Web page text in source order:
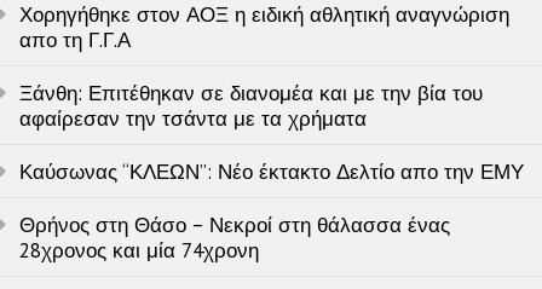
Χορηγήθηκε στον ΑΟΞ η ειδική αθλητική αναγνώριση
απο τη Γ.Γ.Α
Ξάνθη: Επιτέθηκαν σε διανομέα και με την βία του
αφαίρεσαν την τσάντα με τα χρήματα
Καύσωνας “ΚΛΕΩΝ”: Νέο έκτακτο Δελτίο απο την ΕΜΥ
Θρήνος στη Θάσο – Νεκροί στη θάλασσα ένας
28χρονος και μία 74χρονη